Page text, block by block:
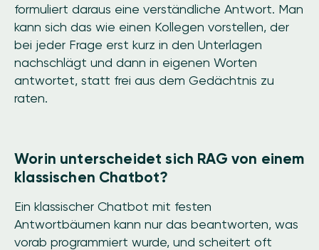
formuliert daraus eine verständliche Antwort. Man
kann sich das wie einen Kollegen vorstellen, der
bei jeder Frage erst kurz in den Unterlagen
nachschlägt und dann in eigenen Worten
antwortet, statt frei aus dem Gedächtnis zu
raten.
Worin unterscheidet sich RAG von einem
klassischen Chatbot?
Ein klassischer Chatbot mit festen
Antwortbäumen kann nur das beantworten, was
vorab programmiert wurde, und scheitert oft